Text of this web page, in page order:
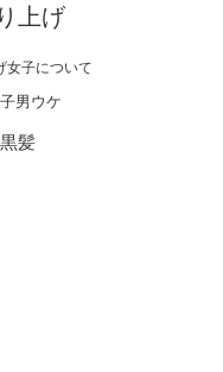
上げ
女子について
男ウケ
黒髪